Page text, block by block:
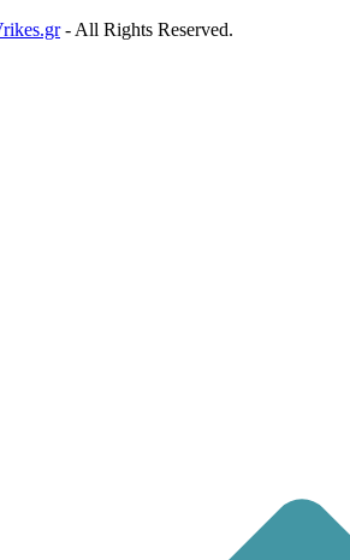
- All Rights Reserved.